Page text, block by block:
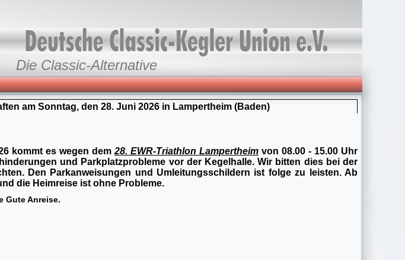
Die Classic-Alternative
am Sonntag, den 28. Juni 2026 in Lampertheim (Baden)
kommt es wegen dem 28. EWR-Triathlon Lampertheim von 08.00 - 15.00 Uhr
und Parkplatzprobleme vor der Kegelhalle. Wir bitten dies bei der
Den Parkanweisungen und Umleitungsschildern ist folge zu leisten. Ab
die Heimreise ist ohne Probleme.
Gute Anreise.